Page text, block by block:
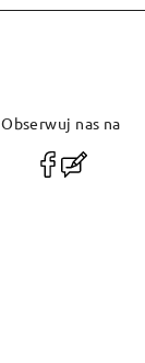
Obserwuj nas na